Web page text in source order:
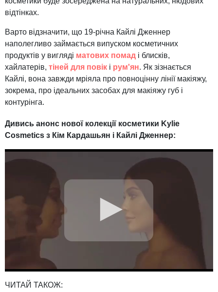
відтінках.
Варто відзначити, що 19-річна Кайлі Дженнер
наполегливо займається випуском косметичних
продуктів у вигляді матових помад і блисків,
хайлатерів, тіней для повік і рум'ян. Як зізнається
Кайлі, вона завжди мріяла про повноцінну лінії макіяжу,
зокрема, про ідеальних засобах для макіяжу губ і
контурінга.
Дивись анонс нової колекції косметики Kylie
Cosmetics з Кім Кардашьян і Кайлі Дженнер:
ЧИТАЙ ТАКОЖ: